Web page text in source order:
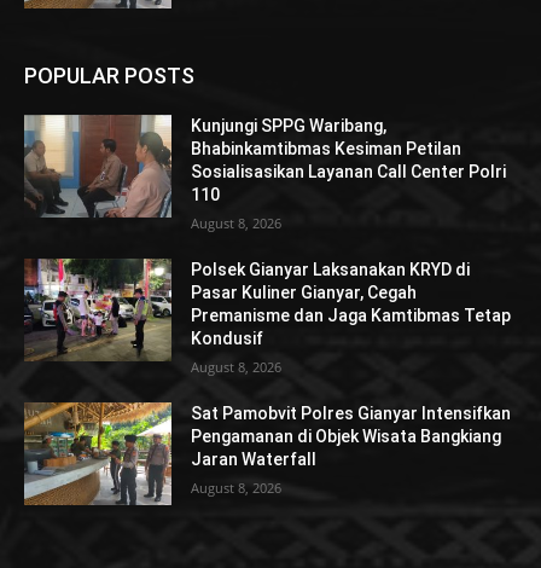
POPULAR POSTS
Kunjungi SPPG Waribang,
Bhabinkamtibmas Kesiman Petilan
Sosialisasikan Layanan Call Center Polri
110
August 8, 2026
Polsek Gianyar Laksanakan KRYD di
Pasar Kuliner Gianyar, Cegah
Premanisme dan Jaga Kamtibmas Tetap
Kondusif
August 8, 2026
Sat Pamobvit Polres Gianyar Intensifkan
Pengamanan di Objek Wisata Bangkiang
Jaran Waterfall
August 8, 2026